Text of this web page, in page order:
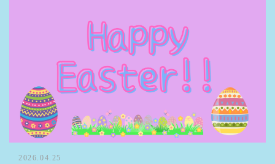
2026.04.25